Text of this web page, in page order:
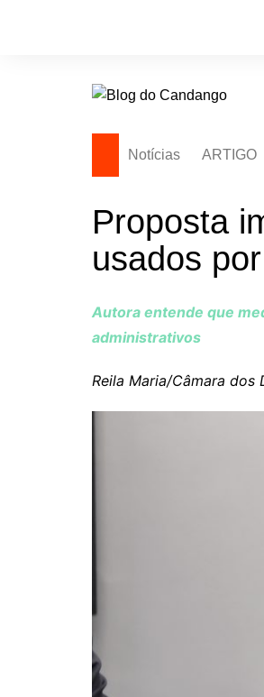
Notícias ARTIGO
Proposta
usados
Autora entende que
administrativos
Reila Maria/Câmara dos